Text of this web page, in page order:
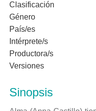
Clasificación
Género
País/es
Intérprete/s
Productora/s
Versiones
Sinopsis